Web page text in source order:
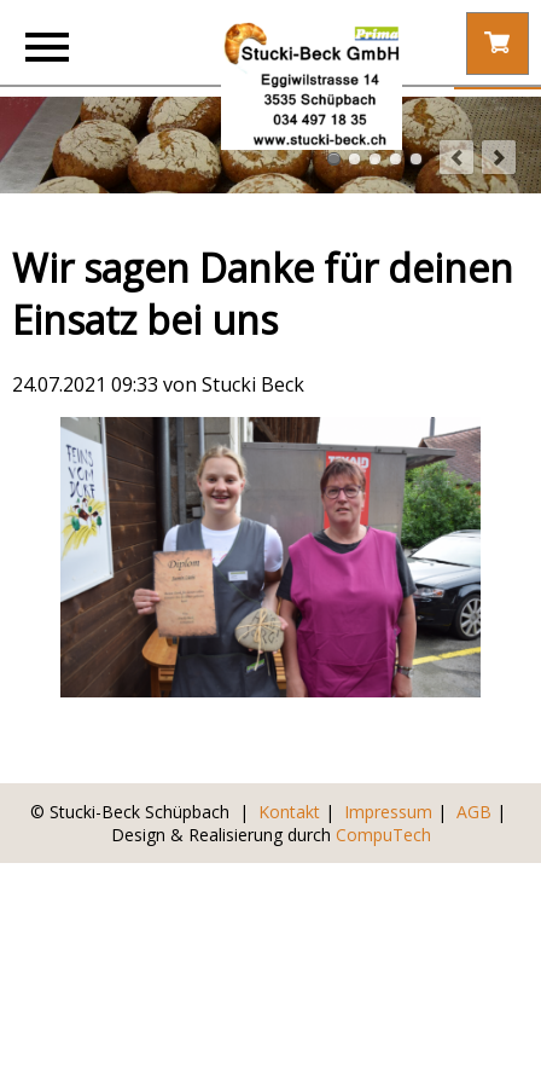
Wir sagen Danke für deinen
Einsatz bei uns
24.07.2021 09:33 von Stucki Beck
© Stucki-Beck Schüpbach | Kontakt | Impressum | AGB |
Design & Realisierung durch CompuTech